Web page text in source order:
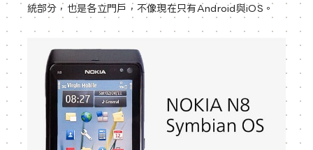
統部分，也是各立門戶，不像現在只有Android與iOS。